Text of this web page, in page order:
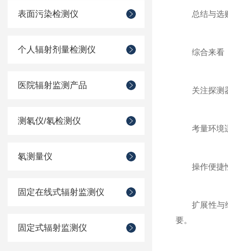
表面污染检测仪
个人辐射剂量检测仪
医院辐射监测产品
测氡仪/氡检测仪
氡测量仪
固定在线式辐射监测仪
固定式辐射监测仪
总结与选
综合来看，
关注探测器
考量环境适
操作便捷性
扩展性与维
要。